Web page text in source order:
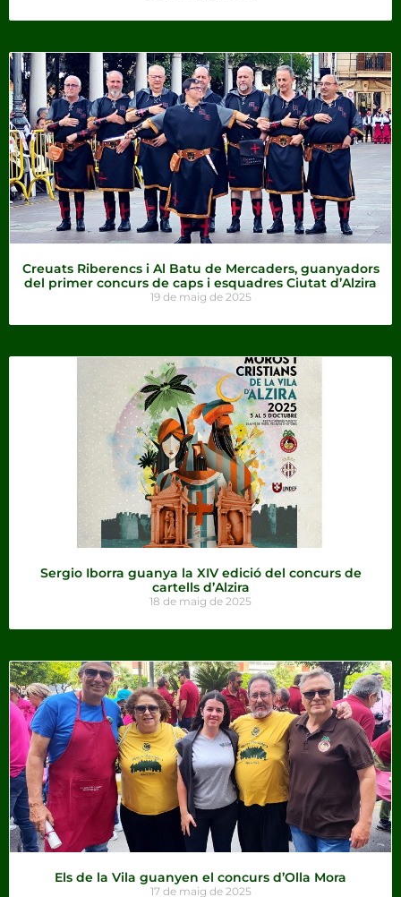
Creuats Riberencs i Al Batu de Mercaders, guanyadors
del primer concurs de caps i esquadres Ciutat d’Alzira
19 de maig de 2025
Sergio Iborra guanya la XIV edició del concurs de
cartells d’Alzira
18 de maig de 2025
Els de la Vila guanyen el concurs d’Olla Mora
17 de maig de 2025